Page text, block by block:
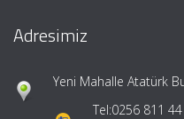
Adresimiz
Yeni Mahalle Atatürk
Tel:0256 811